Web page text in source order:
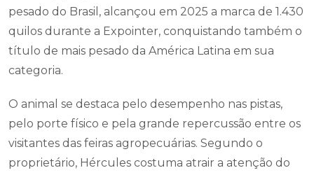
pesado do Brasil, alcançou em 2025 a marca de 1.430
quilos durante a Expointer, conquistando também o
título de mais pesado da América Latina em sua
categoria.
O animal se destaca pelo desempenho nas pistas,
pelo porte físico e pela grande repercussão entre os
visitantes das feiras agropecuárias. Segundo o
proprietário, Hércules costuma atrair a atenção do